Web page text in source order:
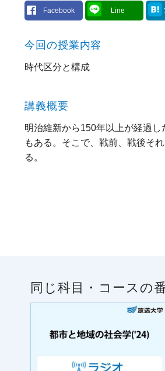
Facebook Line
今回の授業内容
時代区分と構成
講義概要
明治維新から150年以上が経過
もある。そこで、戦前、戦後そ
る。
同じ科目・コースの